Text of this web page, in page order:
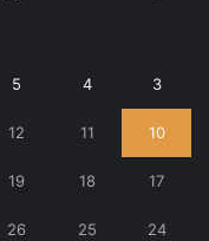
3
4
5
10
11
12
17
18
19
24
25
26